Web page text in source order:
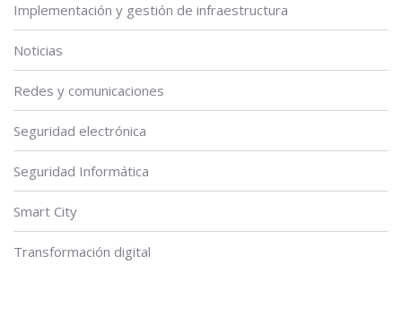
Implementación y gestión de infraestructura
Noticias
Redes y comunicaciones
Seguridad electrónica
Seguridad Informática
Smart City
Transformación digital